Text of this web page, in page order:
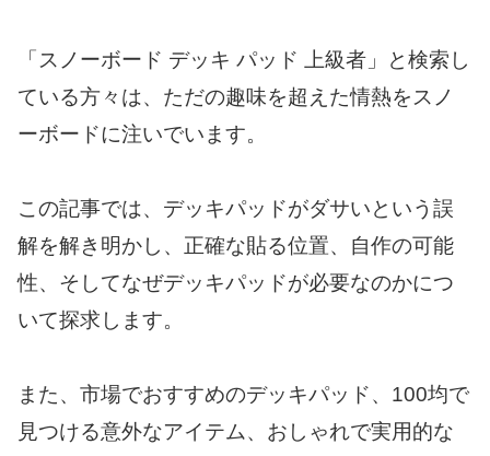
「スノーボード デッキ パッド 上級者」と検索し
ている方々は、ただの趣味を超えた情熱をスノ
ーボードに注いでいます。
この記事では、デッキパッドがダサいという誤
解を解き明かし、正確な貼る位置、自作の可能
性、そしてなぜデッキパッドが必要なのかにつ
いて探求します。
また、市場でおすすめのデッキパッド、100均で
見つける意外なアイテム、おしゃれで実用的な